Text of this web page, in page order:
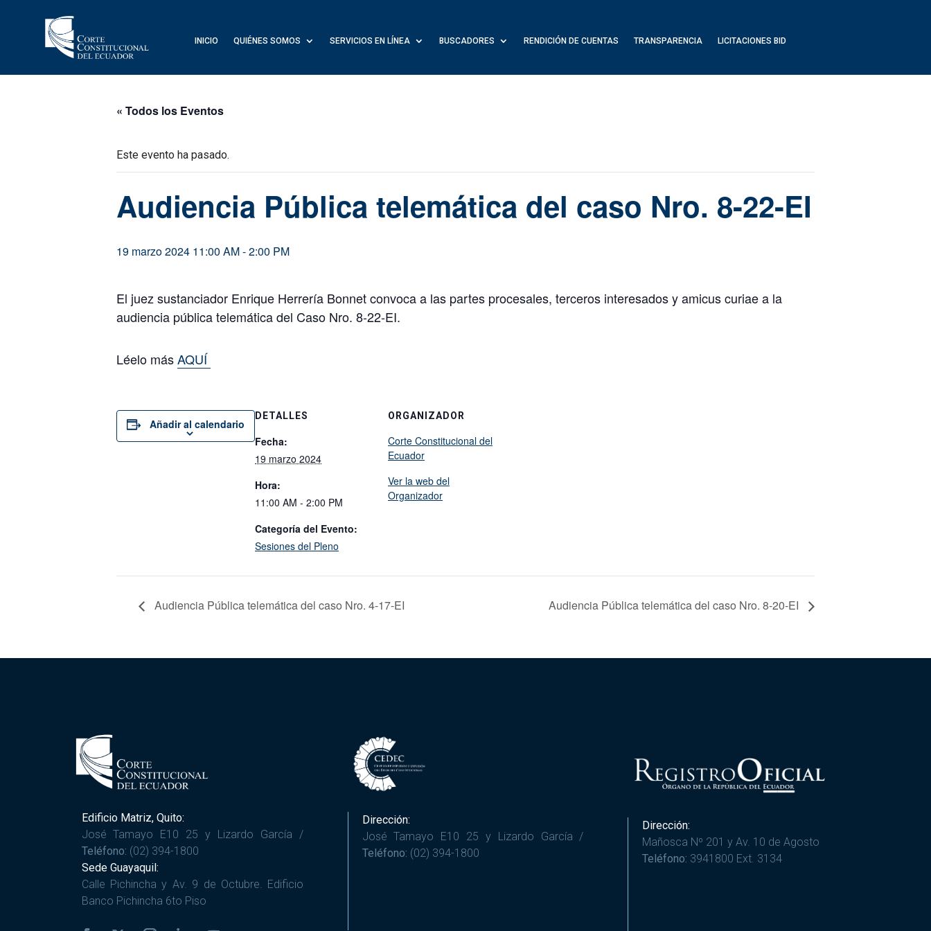
INICIO QUIÉNES SOMOS SERVICIOS EN LÍNEA BUSCADORES RENDICIÓN DE CUENTAS TRANSPARENCIA LICITACIONES BID
« Todos los Eventos
Este evento ha pasado.
Audiencia Pública telemática del caso Nro. 8-22-EI
19 marzo 2024 11:00 AM-2:00 PM
El juez sustanciador Enrique Herrería Bonnet convoca a las partes procesales, terceros interesados y amicus curiae a la
audiencia pública telemática del Caso Nro. 8-22-EI.
Léelo másAQUÍ
Añadir al calendario
DETALLES
Fecha:
19 marzo 2024
Hora:
11:00 AM - 2:00 PM
Categoría del Evento:
Sesiones del Pleno
ORGANIZADOR
Corte Constitucional del
Ecuador
Ver la web del
Organizador
Audiencia Pública telemática del caso Nro. 4-17-EI Audiencia Pública telemática del caso Nro. 8-20-EI
Edificio Matriz, Quito:
José Tamayo E10 25 y Lizardo García /
Teléfono: (02) 394-1800
Sede Guayaquil:
Calle Pichincha y Av. 9 de Octubre. Edificio
Banco Pichincha 6to Piso
Dirección:
José Tamayo E10 25 y Lizardo García /
Teléfono: (02) 394-1800
Dirección:
Mañosca Nº 201 y Av. 10 de Agosto
Teléfono: 3941800 Ext. 3134